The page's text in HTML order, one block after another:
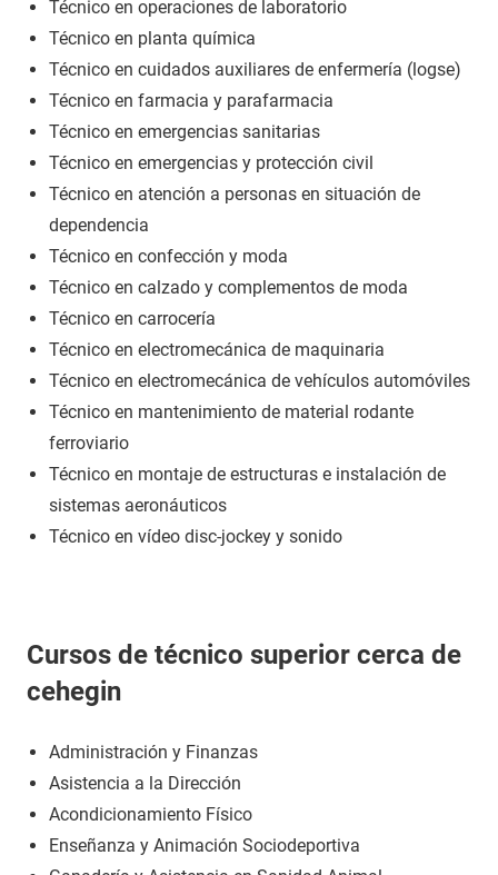
Técnico en operaciones de laboratorio
Técnico en planta química
Técnico en cuidados auxiliares de enfermería (logse)
Técnico en farmacia y parafarmacia
Técnico en emergencias sanitarias
Técnico en emergencias y protección civil
Técnico en atención a personas en situación de
dependencia
Técnico en confección y moda
Técnico en calzado y complementos de moda
Técnico en carrocería
Técnico en electromecánica de maquinaria
Técnico en electromecánica de vehículos automóviles
Técnico en mantenimiento de material rodante
ferroviario
Técnico en montaje de estructuras e instalación de
sistemas aeronáuticos
Técnico en vídeo disc-jockey y sonido
Cursos de técnico superior cerca de
cehegin
Administración y Finanzas
Asistencia a la Dirección
Acondicionamiento Físico
Enseñanza y Animación Sociodeportiva